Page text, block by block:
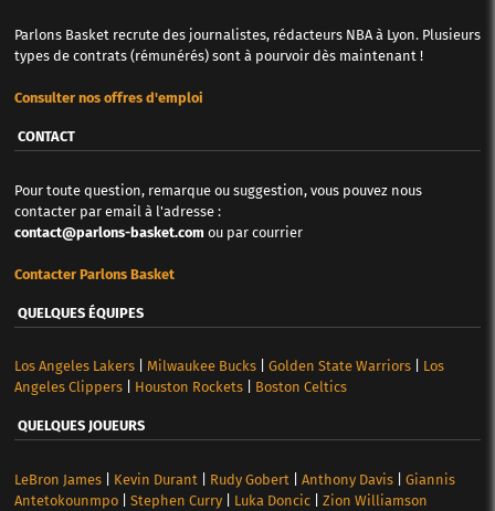
Parlons Basket recrute des journalistes, rédacteurs NBA à Lyon. Plusieurs
types de contrats (rémunérés) sont à pourvoir dès maintenant !
Consulter nos offres d'emploi
CONTACT
Pour toute question, remarque ou suggestion, vous pouvez nous
contacter par email à l'adresse :
contact@parlons-basket.com ou par courrier
Contacter Parlons Basket
QUELQUES ÉQUIPES
Los Angeles Lakers| Milwaukee Bucks| Golden State Warriors| Los
Angeles Clippers| Houston Rockets| Boston Celtics
QUELQUES JOUEURS
LeBron James| Kevin Durant Rudy Gobert Anthony Davis| Giannis
Antetokounmpo| Stephen Curry| Luka Doncic| Zion Williamson